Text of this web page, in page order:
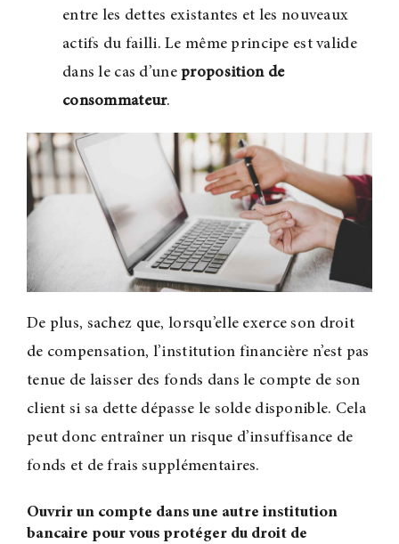
entre les dettes existantes et les nouveaux
actifs du failli. Le même principe est valide
dans le cas d’uneproposition de
consommateur.
De plus, sachez que, lorsqu’elle exerce son droit
de compensation, l’institution financière n’est pas
tenue de laisser des fonds dans le compte de son
client si sa dette dépasse le solde disponible. Cela
peut donc entraîner un risque d’insuffisance de
fonds et de frais supplémentaires.
Ouvrir un compte dans une autre institution
bancaire pour vous protéger du droit de